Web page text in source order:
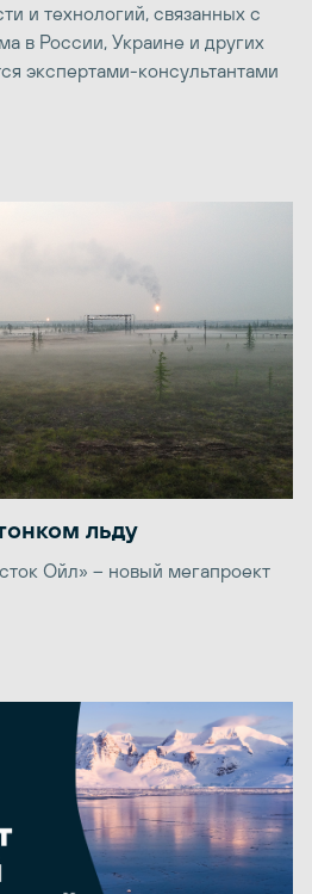
и технологий, связанных с
в России, Украине и других
экспертами-консультантами
льду
Ойл» – новый мегапроект